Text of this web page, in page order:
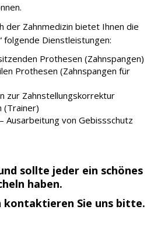
der Zahnmedizin bietet Ihnen die
folgende Dienstleistungen:
Prothesen (Zahnspangen)
Prothesen (Zahnspangen für
zur Zahnstellungskorrektur
(Trainer)
Ausarbeitung von Gebissschutz
sollte jeder ein schönes
haben.
kontaktieren Sie uns bitte.